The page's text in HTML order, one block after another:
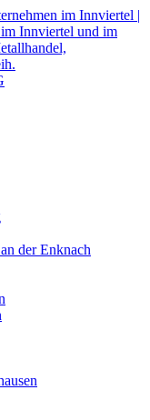
der Enknach